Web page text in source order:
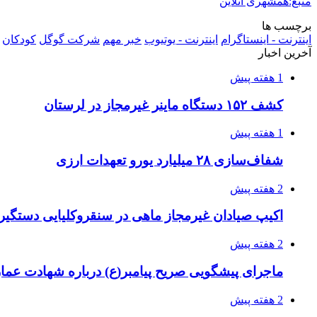
برچسب ها
اینترنت - اینستاگرام اینترنت - یوتیوب خبر مهم شرکت گوگل کودکان
آخرین اخبار
1 هفته پیش
کشف ۱۵۲ دستگاه ماینر غیرمجاز در لرستان
1 هفته پیش
شفاف‌سازی ۲۸ میلیارد یورو تعهدات ارزی
2 هفته پیش
اکیپ صیادان غیرمجاز ماهی در سنقروکلیایی
2 هفته پیش
ماجرای پیشگویی صریح پیامبر(ع) درباره شهادت
2 هفته پیش